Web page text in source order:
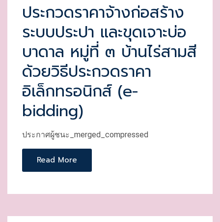
O
N
ประกวดราคาจ้างก่อสร้าง
ระบบประปา และขุดเจาะบ่อ
บาดาล หมู่ที่ ๓ บ้านไร่สามสี
ด้วยวิธีประกวดราคา
อิเล็กทรอนิกส์ (e-
bidding)
ประกาศผู้ชนะ_merged_compressed
Read More